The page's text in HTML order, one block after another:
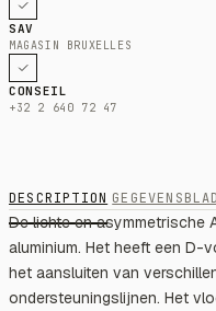
SAV
MAGASIN BRUXELLES
CONSEIL
+32 2 640 72 47
DESCRIPTION GEGEVENSBLAD
De lichte en asymmetrische
aluminium. Het heeft een D-
het aansluiten van
ondersteuningslijnen. Het